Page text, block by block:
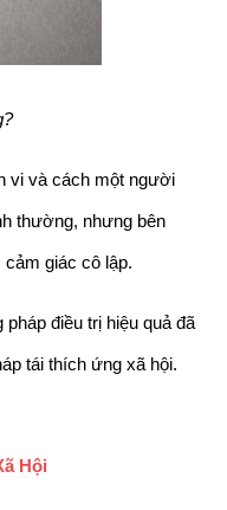
vi và cách một người
thường, nhưng bên
giác cô lập.
điều trị hiệu quả đã
tái thích ứng xã hội.
Hội